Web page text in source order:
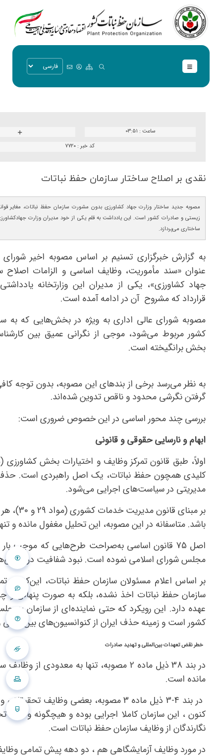
ساعت : ۰۳:۵۱
کد خبر : ۷۷۲۰
نقدی بر اصلاح ساختار سازمان حفظ نباتات
مصوبه جدید ساختار وزارت جهاد کشاورزی بدون مشورت سازمان حفظ نباتات، مغایر
زیستی و صادرات کشور است. این یادداشت به قلم یکی از خود مدیران وزارت
ساختاری می‌پردازد.
به گزارش خبرگزاری تسنیم بر اساس مصوبه اخیر
عنوان «سند مأموریت، وظایف اساسی و الزامات اصلاح
جهاد کشاورزی»، یکی از مدیران این وزارتخانه
قرارداد که مشروح آن در ادامه آمده است.
مصوبه شورای عالی اداری به ویژه در بخش‌هایی که به
کشور مربوط می‌شود، موجی از نگرانی عمیق بین
بخش برانگیخته است.
به نظر می‌رسد برخی از بندهای این مصوبه، بدون توجه
گرفتن نگرشی محدود و ناقص تدوین شده‌اند.
بررسی چند محور اساسی در این خصوص ضروری است:
ابهام و نارسایی حقوقی و قانونی
کلیدی همچون حفظ نباتات، یک اصل راهبردی است.
مدیریتی در سیاست‌های اجرایی می‌شود.
بر
باشد. متاسفانه در این مصوبه، این تحلیل مغفول مانده و
اصل 75 قانون اساسی به‌صراحت طرح‌هایی که موجب
مجلس شورای اسلامی نموده است. نبود شفافیت در
بر اساس اعلام مسئولان سازمان حفظ نباتات، این‌که
سازمان حفظ نباتات اخذ نشده، بلکه به صورت پنهانی و
عهده دارد. این رویکرد که حتی نماینده‌ای از سازمان
کشور است و زمینه حذف ایران از کنوانسیون‌های
خطر نقض تعهدات بین‌المللی و تهدید صادرات
در بند 38 ذیل ماده 2 مصوبه، تنها به
مانده است.
در بند 4-3 ذیل ماده 3 مصوبه، بعضی
کنون ، این سازمان کاملا اجرایی بوده و هیچگونه
نگارندگان از وظایف سازمان حفظ نباتات است.